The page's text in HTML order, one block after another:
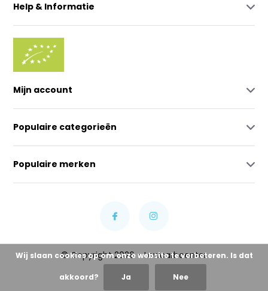
Help & Informatie
Mijn account
Populaire categorieën
Populaire merken
© Copyright 2026 - Lowcarbcenter
Wij slaan cookies op om onze website te verbeteren. Is dat
akkoord? Ja Nee